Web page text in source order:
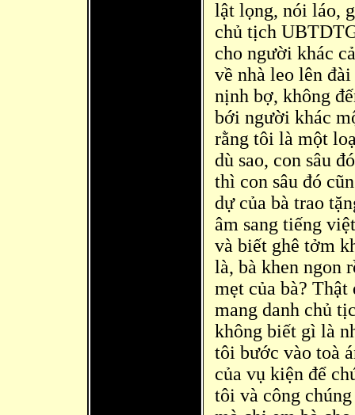
lật lọng, nói láo,
chủ tịch
cho người khác
về nhà leo lên
nịnh bợ, không
bới người khác
rằng tôi là một
dù sao, con sâu đ
thì con sâu đó
dự của bà trao
âm sang tiếng
và biết ghê tởm
là, bà khen ngon
mẹt của bà?
mang danh chủ
không biết gì là
tôi bước vào toà
của vụ kiện để
tôi và công